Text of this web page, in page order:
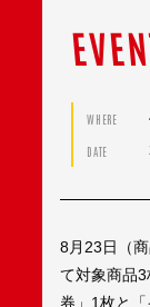
WHERE
DATE
8月23日（
て対象商品
券」1枚と